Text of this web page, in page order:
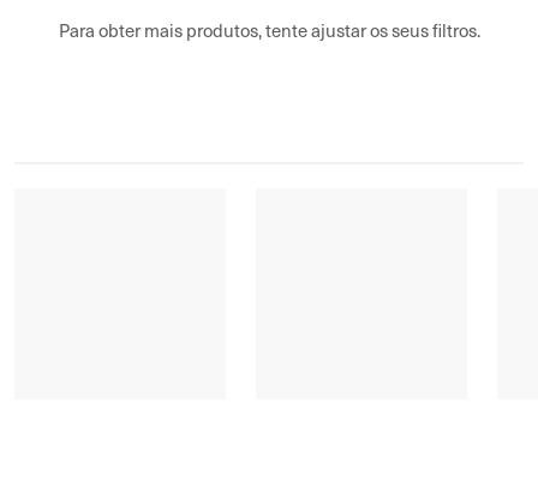
Para obter mais produtos, tente ajustar os seus filtros.